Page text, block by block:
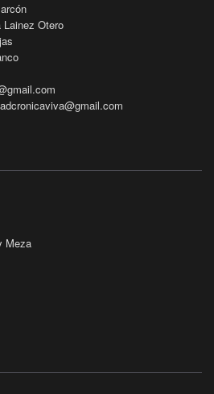
Otero
Meza